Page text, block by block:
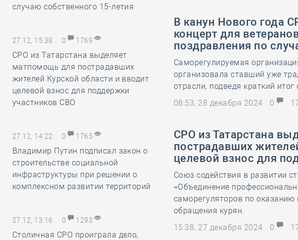
случаю собственного 15-летия
27.12, 15:38 0 1769
СРО из Татарстана выделяет
матпомощь для пострадавших
жителей Курской области и вводит
целевой взнос для поддержки
участников СВО
27.12, 14:22 0 1765
Владимир Путин подписал закон о
строительстве социальной
инфраструктуры при решении о
комплексном развитии территорий
27.12, 13:16 0 1293
Столичная СРО проиграла дело,
В канун Нового года
концерт для
поздравления по
Саморегулируемая
организовала ставший уже
отрасли, подведя краткий
08:53, 28 декабря 2024
0
СРО из Татарстана
пострадавших
целевой взнос для
Союз содействия в развитии
«Объединение
саморегуляторов по
обращения курян.
15:38, 27 декабря 2024
0